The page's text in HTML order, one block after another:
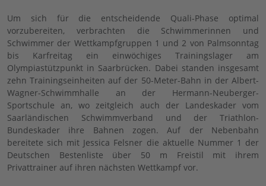
Um sich für die entscheidende Quali-Phase optimal
vorzubereiten, verbrachten die Schwimmerinnen und
Schwimmer der Wettkampfgruppen 1 und 2 von Palmsonntag
bis Karfreitag ein einwöchiges Trainingslager am
Olympiastützpunkt in Saarbrücken. Dabei standen insgesamt
zehn Trainingseinheiten auf der 50-Meter-Bahn in der Albert-
Wagner-Schwimmhalle an der Hermann-Neuberger-
Sportschule an, wo zeitgleich auch der Landeskader vom
Saarländischen Schwimmverband und der Triathlon-
Bundeskader ihre Bahnen zogen. Auf der Nebenbahn
bereitete sich mit Jessica Felsner die aktuelle Nummer 1 der
Deutschen Bestenliste über 50 m Freistil mit ihrem
Privattrainer auf ihren nächsten Wettkampf vor.